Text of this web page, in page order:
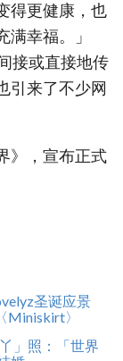
得更健康，也
幸福。」
接或直接地传
引来了不少网
》，宣布正式
圣诞应景
Miniskirt〉
」照：「世界